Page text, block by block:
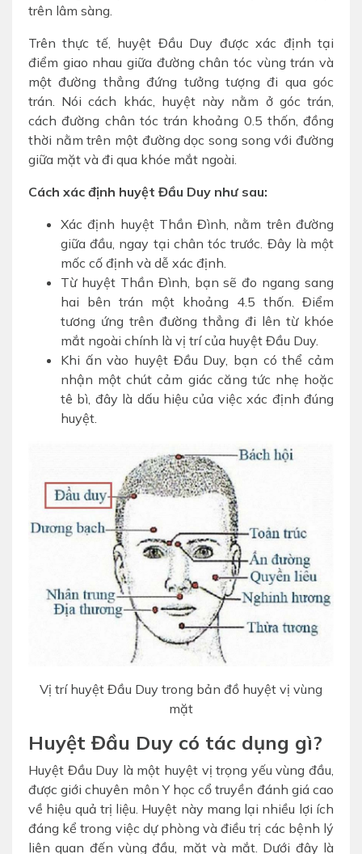
trên lâm sàng.
Trên thực tế, huyệt Đầu Duy được xác định tại
điểm giao nhau giữa đường chân tóc vùng trán và
một đường thẳng đứng tưởng tượng đi qua góc
trán. Nói cách khác, huyệt này nằm ở góc trán,
cách đường chân tóc trán khoảng 0.5 thốn, đồng
thời nằm trên một đường dọc song song với đường
giữa mặt và đi qua khóe mắt ngoài.
Cách xác định huyệt Đầu Duy như sau:
Xác định huyệt Thần Đình, nằm trên đường
giữa đầu, ngay tại chân tóc trước. Đây là một
mốc cố định và dễ xác định.
Từ huyệt Thần Đình, bạn sẽ đo ngang sang
hai bên trán một khoảng 4.5 thốn. Điểm
tương ứng trên đường thẳng đi lên từ khóe
mắt ngoài chính là vị trí của huyệt Đầu Duy.
Khi ấn vào huyệt Đầu Duy, bạn có thể cảm
nhận một chút cảm giác căng tức nhẹ hoặc
tê bì, đây là dấu hiệu của việc xác định đúng
huyệt.
Vị trí huyệt Đầu Duy trong bản đồ huyệt vị vùng
mặt
Huyệt Đầu Duy có tác dụng gì?
Huyệt Đầu Duy là một huyệt vị trọng yếu vùng đầu,
được giới chuyên môn Y học cổ truyền đánh giá cao
về hiệu quả trị liệu. Huyệt này mang lại nhiều lợi ích
đáng kể trong việc dự phòng và điều trị các bệnh lý
liên quan đến vùng đầu, mặt và mắt. Dưới đây là